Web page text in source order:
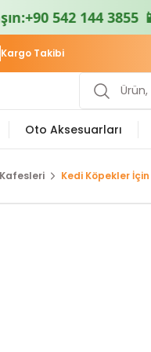
+90 542 144 3855 📱
Kargo Takibi
Oto Aksesuarları
Kedi Köpekler